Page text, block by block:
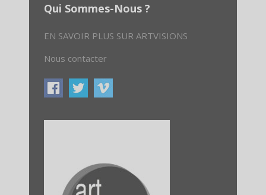
Qui Sommes-Nous ?
EN SAVOIR PLUS SUR ARTVISIONS
Nous contacter